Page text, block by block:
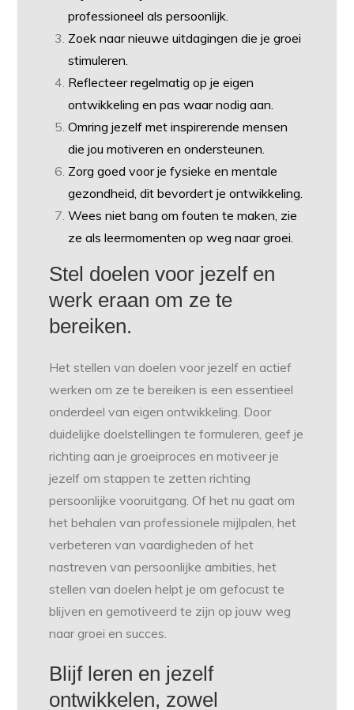
professioneel als persoonlijk.
Zoek naar nieuwe uitdagingen die je groei
stimuleren.
Reflecteer regelmatig op je eigen
ontwikkeling en pas waar nodig aan.
Omring jezelf met inspirerende mensen
die jou motiveren en ondersteunen.
Zorg goed voor je fysieke en mentale
gezondheid, dit bevordert je ontwikkeling.
Wees niet bang om fouten te maken, zie
ze als leermomenten op weg naar groei.
Stel doelen voor jezelf en
werk eraan om ze te
bereiken.
Het stellen van doelen voor jezelf en actief
werken om ze te bereiken is een essentieel
onderdeel van eigen ontwikkeling. Door
duidelijke doelstellingen te formuleren, geef je
richting aan je groeiproces en motiveer je
jezelf om stappen te zetten richting
persoonlijke vooruitgang. Of het nu gaat om
het behalen van professionele mijlpalen, het
verbeteren van vaardigheden of het
nastreven van persoonlijke ambities, het
stellen van doelen helpt je om gefocust te
blijven en gemotiveerd te zijn op jouw weg
naar groei en succes.
Blijf leren en jezelf
ontwikkelen, zowel